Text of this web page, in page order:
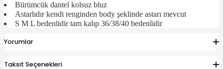
Bürümcük dantel kolsuz bluz
Astarlıdır kendi renginden body şeklinde astarı mevcut
S M L bedenlidir tam kalıp 36/38/40 bedenlidir
Yorumlar
Taksit Seçenekleri